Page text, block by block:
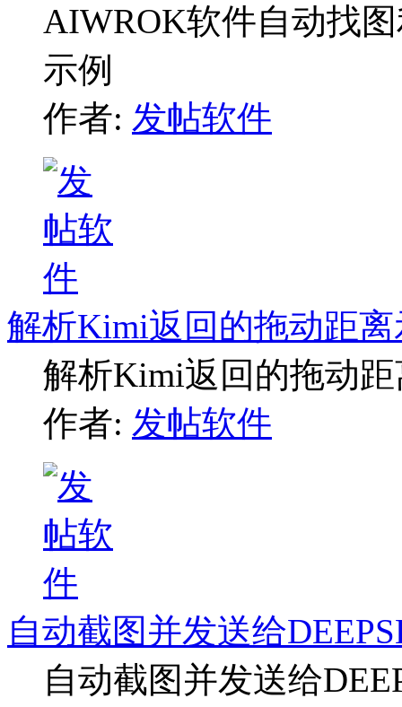
AIWROK软件自动找
示例
作者: 发帖软件
解析Kimi返回的拖动距离
解析Kimi返回的拖动
作者: 发帖软件
自动截图并发送给
自动截图并发送给